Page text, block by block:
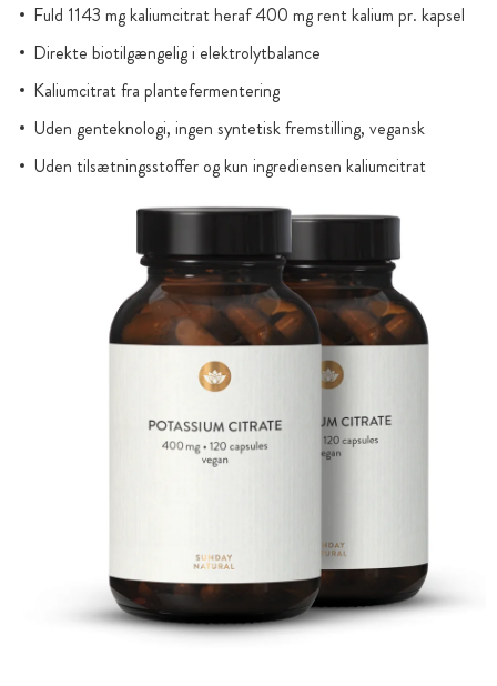
Fuld 1143 mg kaliumcitrat heraf 400 mg rent kalium pr. kapsel
Direkte biotilgængelig i elektrolytbalance
Kaliumcitrat fra plantefermentering
Uden genteknologi, ingen syntetisk fremstilling, vegansk
Uden tilsætningsstoffer og kun ingrediensen kaliumcitrat